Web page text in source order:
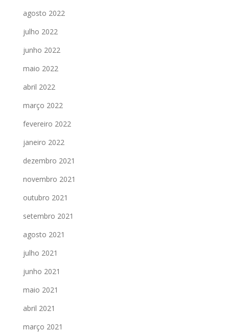
agosto 2022
julho 2022
junho 2022
maio 2022
abril 2022
março 2022
fevereiro 2022
janeiro 2022
dezembro 2021
novembro 2021
outubro 2021
setembro 2021
agosto 2021
julho 2021
junho 2021
maio 2021
abril 2021
março 2021